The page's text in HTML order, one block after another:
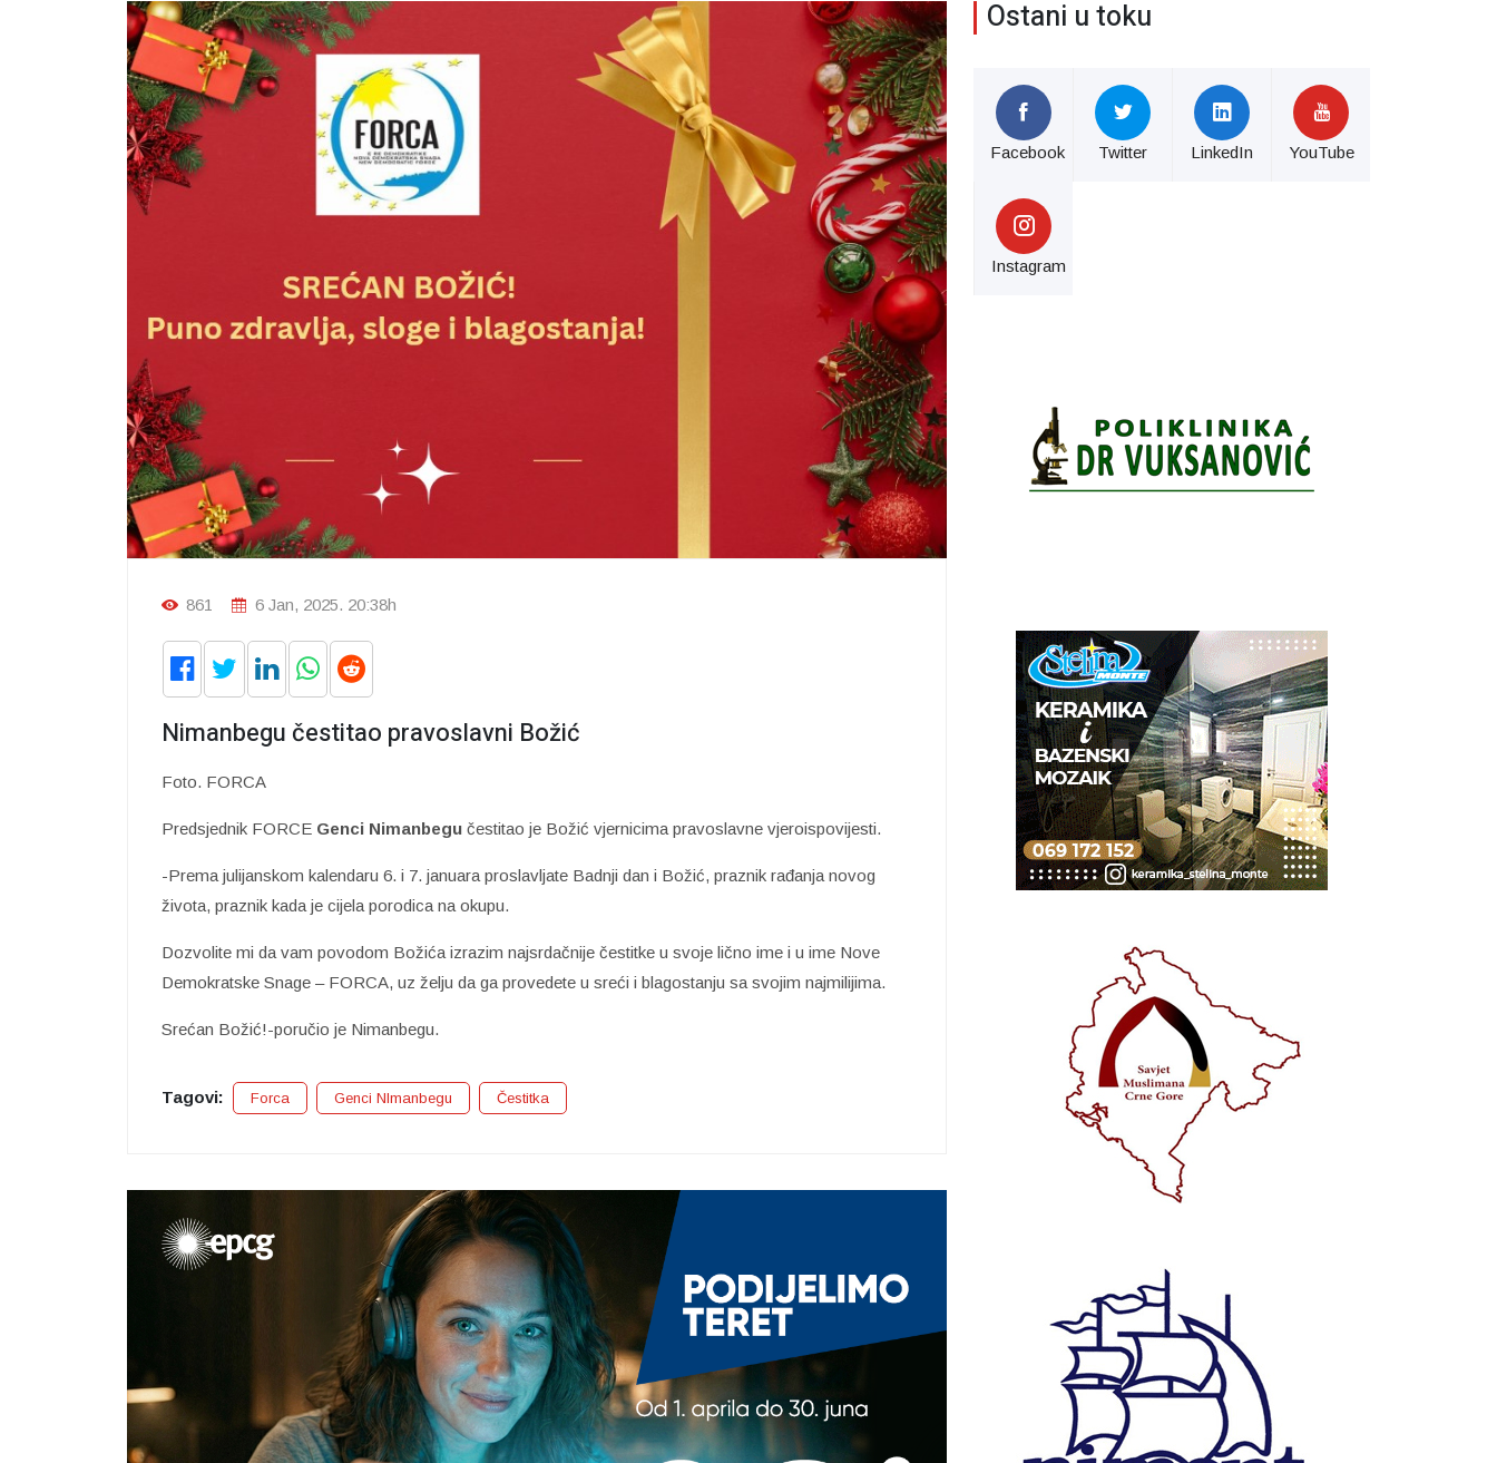
861 6 Jan, 2025. 20:38h
Nimanbegu čestitao pravoslavni Božić
Foto. FORCA
Predsjednik FORCE Genci Nimanbegu čestitao je Božić vjernicima pravoslavne vjeroispovijesti.
-Prema julijanskom kalendaru 6. i 7. januara proslavljate Badnji dan i Božić, praznik rađanja novog
života, praznik kada je cijela porodica na okupu.
Dozvolite mi da vam povodom Božića izrazim najsrdačnije čestitke u svoje lično ime i u ime Nove
Demokratske Snage – FORCA, uz želju da ga provedete u sreći i blagostanju sa svojim najmilijima.
Srećan Božić!-poručio je Nimanbegu.
Tagovi: Forca Genci NImanbegu Čestitka
Ostani u toku
Facebook Twitter LinkedIn YouTube
Instagram